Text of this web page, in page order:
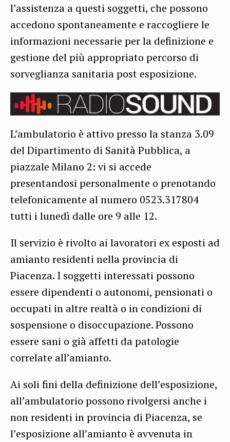
l’assistenza a questi soggetti, che possono
accedono spontaneamente e raccogliere le
informazioni necessarie per la definizione e
gestione del più appropriato percorso di
sorveglianza sanitaria post esposizione.
L’ambulatorio è attivo presso la stanza 3.09
del Dipartimento di Sanità Pubblica, a
piazzale Milano 2: vi si accede
presentandosi personalmente o prenotando
telefonicamente al numero 0523.317804
tutti i lunedì dalle ore 9 alle 12.
Il servizio è rivolto ai lavoratori ex esposti ad
amianto residenti nella provincia di
Piacenza. I soggetti interessati possono
essere dipendenti o autonomi, pensionati o
occupati in altre realtà o in condizioni di
sospensione o disoccupazione. Possono
essere sani o già affetti da patologie
correlate all’amianto.
Ai soli fini della definizione dell’esposizione,
all’ambulatorio possono rivolgersi anche i
non residenti in provincia di Piacenza, se
l’esposizione all’amianto è avvenuta in